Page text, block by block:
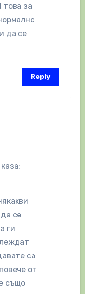
това за
да се
Reply
каза:
се
ги
са
от
също